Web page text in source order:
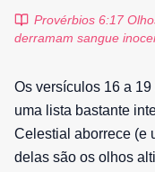
Provérbios 6:17
derramam sangue
Os versículos 16 a
uma lista bastante
Celestial aborrece (e
delas são os olhos